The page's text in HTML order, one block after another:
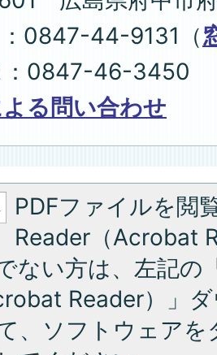
44-9131（
：0847-46-3450
る問い合わせ
PDFファイルを閲
Reader（Acrobat
ない方は、左記の
Reader）」
、ソフトウェア